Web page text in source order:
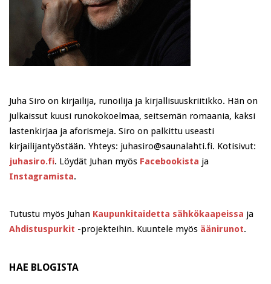
Juha Siro on kirjailija, runoilija ja kirjallisuuskriitikko. Hän on
julkaissut kuusi runokokoelmaa, seitsemän romaania, kaksi
lastenkirjaa ja aforismeja. Siro on palkittu useasti
kirjailijantyöstään. Yhteys: juhasiro@saunalahti.fi. Kotisivut:
juhasiro.fi. Löydät Juhan myös Facebookista ja
Instagramista.
Tutustu myös Juhan Kaupunkitaidetta sähkökaapeissa ja
Ahdistuspurkit -projekteihin. Kuuntele myös äänirunot.
HAE BLOGISTA